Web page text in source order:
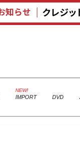
IMPORT DVD